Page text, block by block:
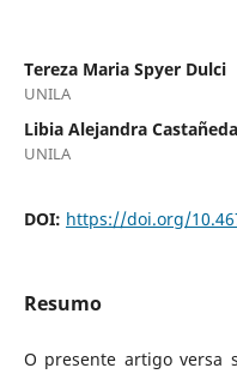
Tereza Maria Spyer Dulci
UNILA
Libia Alejandra
UNILA
DOI: https://doi.org/
Resumo
O presente artigo versa